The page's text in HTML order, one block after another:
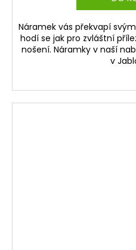
Náramek vás překvapí
hodí se jak pro zvláštní
nošení. Náramky v naší
v